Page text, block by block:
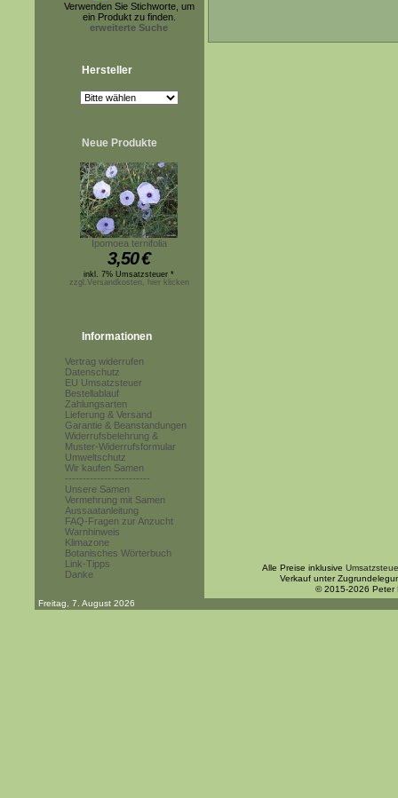
Verwenden Sie Stichworte, um
ein Produkt zu finden.
erweiterte Suche
Hersteller
Neue Produkte
Ipomoea ternifolia
3,50€
inkl. 7% Umsatzsteuer *
zzgl.Versandkosten, hier klicken
Informationen
Vertrag widerrufen
Datenschutz
EU Umsatzsteuer
Bestellablauf
Zahlungsarten
Lieferung & Versand
Garantie & Beanstandungen
Widerrufsbelehrung &
Muster-Widerrufsformular
Umweltschutz
Wir kaufen Samen
------------------------
Unsere Samen
Vermehrung mit Samen
Aussaatanleitung
FAQ-Fragen zur Anzucht
Warnhinweis
Klimazone
Botanisches Wörterbuch
Link-Tipps
Danke
Alle Preise inklusive
Verkauf unter
© 2015-2026 Peter
Freitag, 7. August 2026